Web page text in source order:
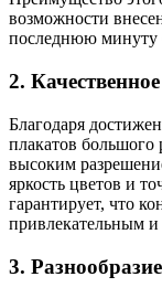
возможности
последнюю минуту
2.
Благодаря
плакатов большого
высоким
яркость цветов и
гарантирует, что
привлекательным
3.